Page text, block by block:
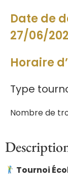
Date de
27/06/
Horaire
Type
Nombre de
Tournoi